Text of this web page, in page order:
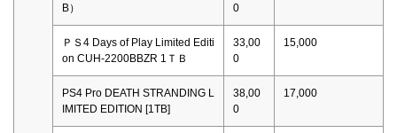
B）
0
ＰＳ4 Days of Play Limited Editi
on CUH-2200BBZR 1ＴＢ
33,00
0
15,000
PS4 Pro DEATH STRANDING L
IMITED EDITION [1TB]
38,00
0
17,000